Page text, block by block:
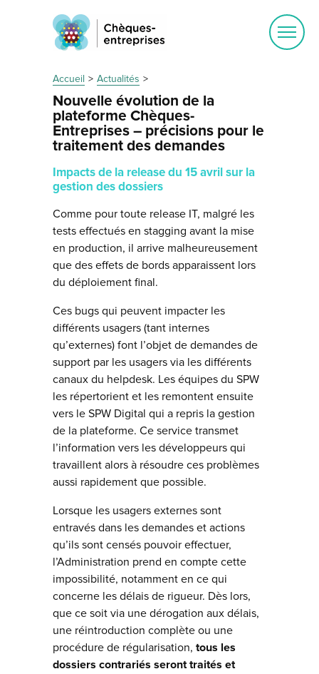
Accueil Actualités
Nouvelle évolution de la
plateforme Chèques-
Entreprises – précisions pour le
traitement des demandes
Impacts de la release du 15 avril sur la
gestion des dossiers
Comme pour toute release IT, malgré les
tests effectués en stagging avant la mise
en production, il arrive malheureusement
que des effets de bords apparaissent lors
du déploiement final.
Ces bugs qui peuvent impacter les
différents usagers (tant internes
qu’externes) font l’objet de demandes de
support par les usagers via les différents
canaux du helpdesk. Les équipes du SPW
les répertorient et les remontent ensuite
vers le SPW Digital qui a repris la gestion
de la plateforme. Ce service transmet
l’information vers les développeurs qui
travaillent alors à résoudre ces problèmes
aussi rapidement que possible.
Lorsque les usagers externes sont
entravés dans les demandes et actions
qu’ils sont censés pouvoir effectuer,
l’Administration prend en compte cette
impossibilité, notamment en ce qui
concerne les délais de rigueur. Dès lors,
que ce soit via une dérogation aux délais,
une réintroduction complète ou une
procédure de régularisation, tous les
dossiers contrariés seront traités et
Ouvrir
le